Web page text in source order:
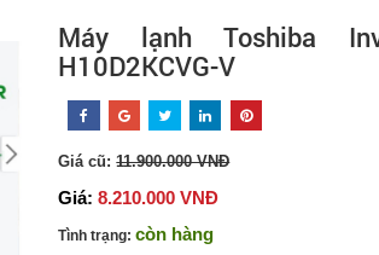
Máy lạnh Toshiba
H10D2KCVG-V
Giá cũ: 11.900.000 VNĐ
Giá: 8.210.000 VNĐ
Tình trạng: còn hàng